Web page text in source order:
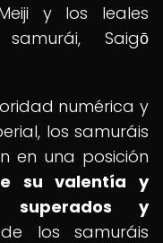
y los leales
Saigō
numérica y
los samuráis
en una posición
su valentía y
superados y
los samuráis